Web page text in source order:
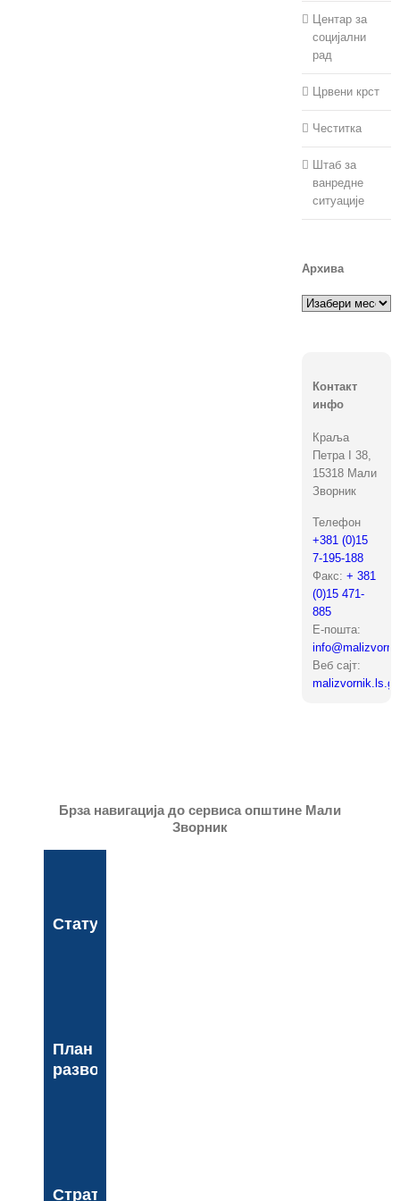
Центар за
социјални
рад
Црвени крст
Честитка
Штаб за
ванредне
ситуације
Архива
Архива
Контакт
инфо
Краља
Петра I 38,
15318 Мали
Зворник
Телефон
+381 (0)15
7-195-188
Факс: + 381
(0)15 471-
885
Е-пошта:
Веб сајт:
Брза навигација до сервиса општине Мали
Зворник
Статут
План
развоја
Стратегија